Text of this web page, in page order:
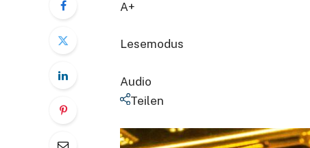
A+
Lesemodus
Audio
Teilen